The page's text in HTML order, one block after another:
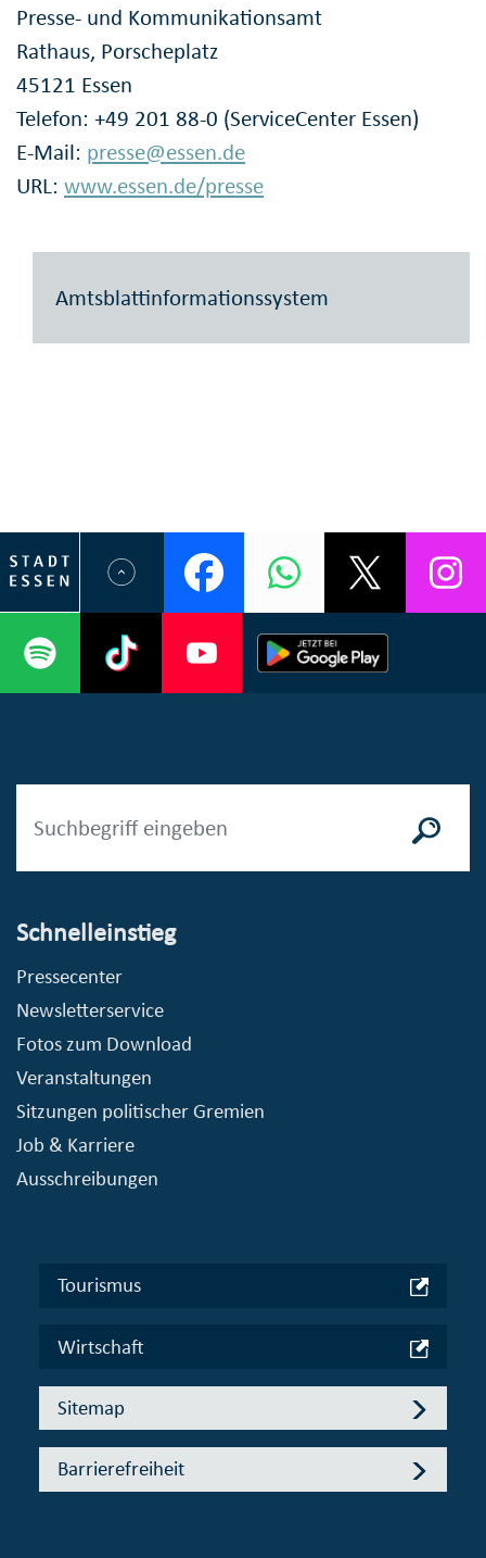
Presse- und Kommunikationsamt
Rathaus, Porscheplatz
45121 Essen
Telefon: +49 201 88-0 (ServiceCenter Essen)
E-Mail: presse@essen.de
URL: www.essen.de/presse
Amtsblattinformationssystem
Schnelleinstieg
Pressecenter
Newsletterservice
Fotos zum Download
Veranstaltungen
Sitzungen politischer Gremien
Job & Karriere
Ausschreibungen
Tourismus
Wirtschaft
Sitemap
Barrierefreiheit